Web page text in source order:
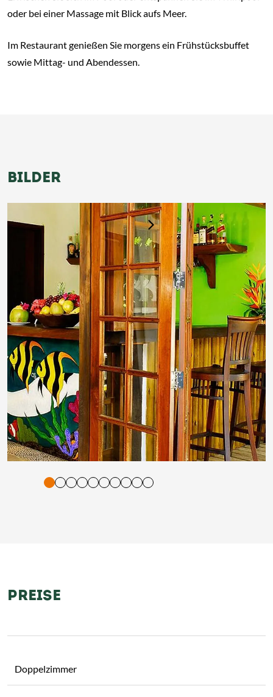
oder bei einer Massage mit Blick aufs Meer.
Im Restaurant genießen Sie morgens ein Frühstücksbuffet
sowie Mittag- und Abendessen.
BILDER
und Vorlesen der Inhalte mit Leertaste oder Tabulator-
PREISE
Doppelzimmer